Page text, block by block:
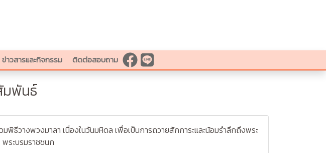
ข่าวสารและกิจกรรม ติดต่อสอบถาม
มพันธ์
พิธีวางพวงมาลา เนื่องในวันมหิดล เพื่อเป็นการถวายสักการะและน้อมรำลึกถึงพระ
ระบรมราชชนก